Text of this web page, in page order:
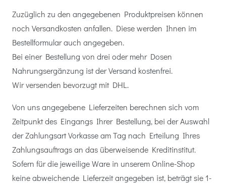
Zuzüglich zu den angegebenen Produktpreisen können
noch Versandkosten anfallen. Diese werden Ihnen im
Bestellformular auch angegeben.
Bei einer Bestellung von drei oder mehr Dosen
Nahrungsergänzung ist der Versand kostenfrei.
Wir versenden bevorzugt mit DHL.
Von uns angegebene Lieferzeiten berechnen sich vom
Zeitpunkt des Eingangs Ihrer Bestellung, bei der Auswahl
der Zahlungsart Vorkasse am Tag nach Erteilung Ihres
Zahlungsauftrags an das überweisende Kreditinstitut.
Sofern für die jeweilige Ware in unserem Online-Shop
keine abweichende Lieferzeit angegeben ist, beträgt sie 1-